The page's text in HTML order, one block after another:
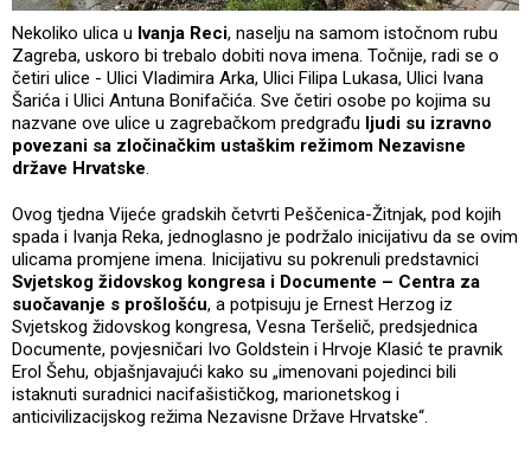
Nekoliko ulica u Ivanja Reci, naselju na samom istočnom rubu
Zagreba, uskoro bi trebalo dobiti nova imena. Točnije, radi se o
četiri ulice - Ulici Vladimira Arka, Ulici Filipa Lukasa, Ulici Ivana
Šarića i Ulici Antuna Bonifačića. Sve četiri osobe po kojima su
nazvane ove ulice u zagrebačkom predgrađu ljudi su izravno
povezani sa zločinačkim ustaškim režimom Nezavisne
države Hrvatske.
Ovog tjedna Vijeće gradskih četvrti Peščenica-Žitnjak, pod kojih
spada i Ivanja Reka, jednoglasno je podržalo inicijativu da se ovim
ulicama promjene imena. Inicijativu su pokrenuli predstavnici
Svjetskog židovskog kongresa i Documente – Centra za
suočavanje s prošlošću, a potpisuju je Ernest Herzog iz
Svjetskog židovskog kongresa, Vesna Teršelič, predsjednica
Documente, povjesničari Ivo Goldstein i Hrvoje Klasić te pravnik
Erol Šehu, objašnjavajući kako su „imenovani pojedinci bili
istaknuti suradnici nacifašističkog, marionetskog i
anticivilizacijskog režima Nezavisne Države Hrvatske“.